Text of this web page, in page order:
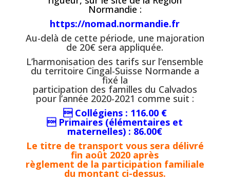
Normandie :
https://nomad.normandie.fr
Au-delà de cette période, une majoration
de 20€ sera appliquée.
L’harmonisation des tarifs sur l’ensemble
du territoire Cingal-Suisse Normande a
fixé la
participation des familles du Calvados
pour l’année 2020-2021 comme suit :
 Collégiens : 116.00 €
 Primaires (élémentaires et
maternelles) : 86.00€
Le titre de transport vous sera délivré
fin août 2020 après
règlement de la participation familiale
du montant ci-dessus.